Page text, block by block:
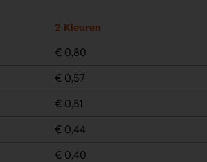
2 Kleuren
€ 0,80
€ 0,57
€ 0,51
€ 0,44
€ 0,40